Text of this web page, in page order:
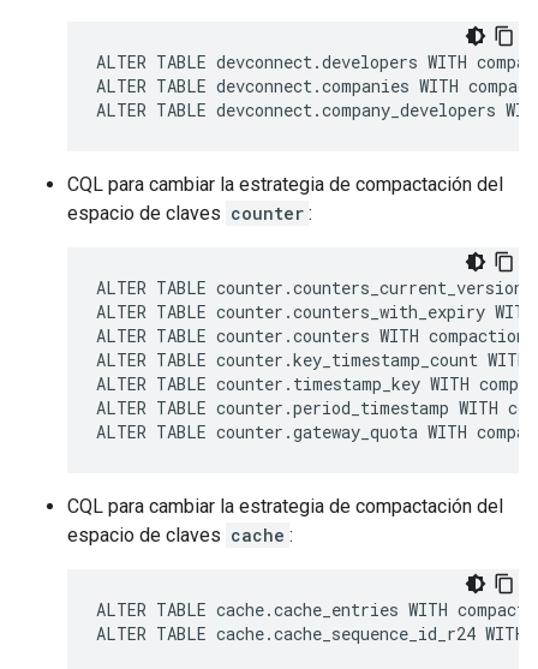
ALTER TABLE devconnect.developers WITH
ALTER TABLE devconnect.companies WITH
ALTER TABLE
CQL para cambiar la estrategia de compactación del
espacio de claves counter :
ALTER TABLE
ALTER TABLE counter.counters_with_expiry
ALTER TABLE counter.counters WITH
ALTER TABLE counter.key_timestamp_count
ALTER TABLE counter.timestamp_key WITH
ALTER TABLE counter.period_timestamp
ALTER TABLE counter.gateway_quota WITH
CQL para cambiar la estrategia de compactación del
espacio de claves cache :
ALTER TABLE cache.cache_entries WITH
ALTER TABLE cache.cache_sequence_id_r24